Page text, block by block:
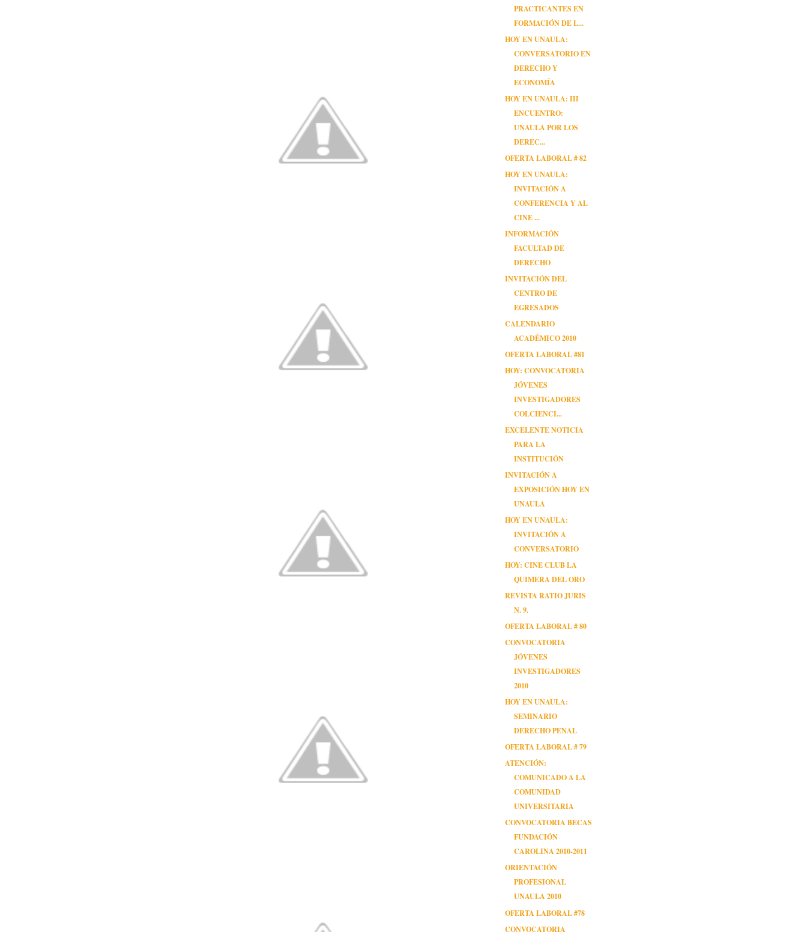
PRACTICANTES EN
FORMACIÓN DE L...
HOY EN UNAULA:
CONVERSATORIO EN
DERECHO Y
ECONOMÍA
HOY EN UNAULA: III
ENCUENTRO:
UNAULA POR LOS
DEREC...
OFERTA LABORAL # 82
HOY EN UNAULA:
INVITACIÓN A
CONFERENCIA Y AL
CINE ...
INFORMACIÓN
FACULTAD DE
DERECHO
INVITACIÓN DEL
CENTRO DE
EGRESADOS
CALENDARIO
ACADÉMICO 2010
OFERTA LABORAL #81
HOY: CONVOCATORIA
JÓVENES
INVESTIGADORES
COLCIENCI...
EXCELENTE NOTICIA
PARA LA
INSTITUCIÓN
INVITACIÓN A
EXPOSICIÓN HOY EN
UNAULA
HOY EN UNAULA:
INVITACIÓN A
CONVERSATORIO
HOY: CINE CLUB LA
QUIMERA DEL ORO
REVISTA RATIO JURIS
N. 9.
OFERTA LABORAL # 80
CONVOCATORIA
JÓVENES
INVESTIGADORES
2010
HOY EN UNAULA:
SEMINARIO
DERECHO PENAL
OFERTA LABORAL # 79
ATENCIÓN:
COMUNICADO A LA
COMUNIDAD
UNIVERSITARIA
CONVOCATORIA BECAS
FUNDACIÓN
CAROLINA 2010-2011
ORIENTACIÓN
PROFESIONAL
UNAULA 2010
OFERTA LABORAL #78
CONVOCATORIA